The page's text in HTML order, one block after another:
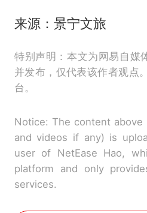
来源：景宁文旅
特别声明：本文为网易自媒
并发布，仅代表该作者观点
台。
Notice: The content
and videos if any) is
user of NetEase Hao,
platform and only
services.